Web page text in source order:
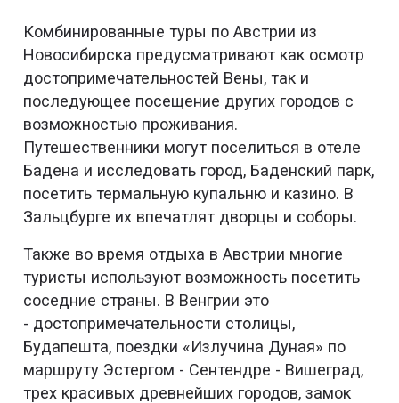
Комбинированные туры по Австрии из
Новосибирска предусматривают как осмотр
достопримечательностей Вены, так и
последующее посещение других городов с
возможностью проживания.
Путешественники могут поселиться в отеле
Бадена и исследовать город, Баденский парк,
посетить термальную купальню и казино. В
Зальцбурге их впечатлят дворцы и соборы.
Также во время отдыха в Австрии многие
туристы используют возможность посетить
соседние страны. В Венгрии это
- достопримечательности столицы,
Будапешта, поездки «Излучина Дуная» по
маршруту Эстергом - Сентендре - Вишеград,
трех красивых древнейших городов, замок